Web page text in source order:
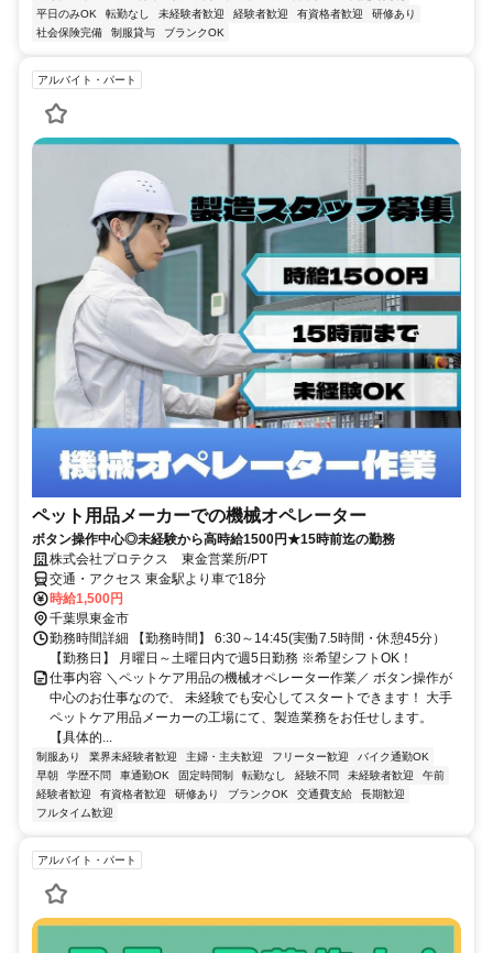
平日のみOK
転勤なし 未経験者歓迎 経験者歓迎 有資格者歓迎
研修あり
社会保険完備
制服貸与 ブランクOK
アルバイト・パート
ペット用品メーカーでの機械オペレーター
ボタン操作中心◎未経験から高時給1500円★15時前迄の勤務
株式会社プロテクス 東金営業所/PT
交通・アクセス 東金駅より車で18分
時給1,500円
千葉県東金市
勤務時間詳細 【勤務時間】 6:30～14:45(実働7.5時間・休憩45分）
【勤務日】 月曜日～土曜日内で週5日勤務 ※希望シフトOK！
仕事内容 ＼ペットケア用品の機械オペレーター作業／ ボタン操作が
中心のお仕事なので、 未経験でも安心してスタートできます！ 大手
ペットケア用品メーカーの工場にて、製造業務をお任せします。
【具体的...
制服あり 業界未経験者歓迎 主婦・主夫歓迎 フリーター歓迎
バイク通勤OK
早朝
学歴不問 車通勤OK 固定時間制 転勤なし 経験不問 未経験者歓迎
午前
経験者歓迎
有資格者歓迎 研修あり ブランクOK 交通費支給
長期歓迎
フルタイム歓迎
アルバイト・パート